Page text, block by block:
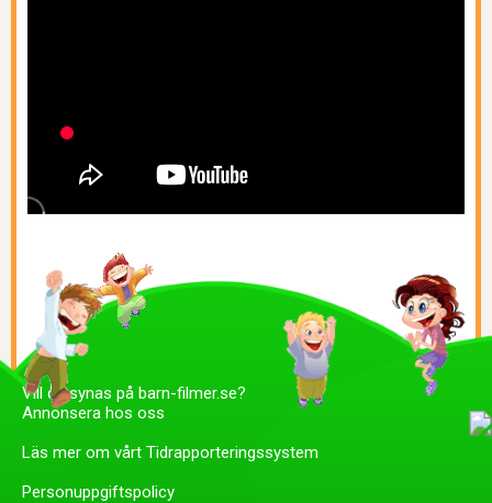
Vill du synas på barn-filmer.se?
Annonsera hos oss
Läs mer om vårt Tidrapporteringssystem
Personuppgiftspolicy